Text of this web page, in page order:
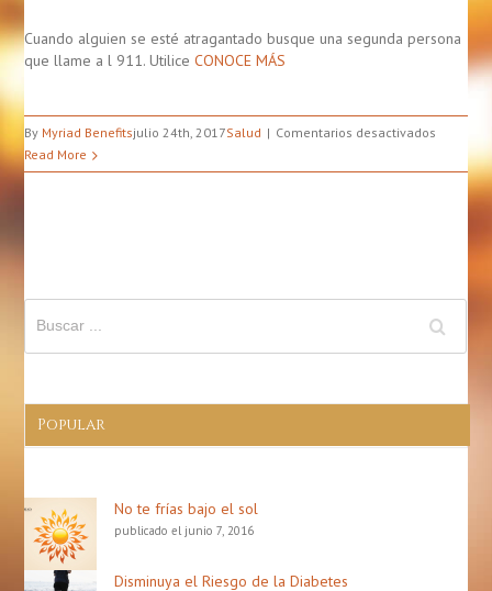
Cuando alguien se esté atragantado busque una segunda persona
que llame a l 911. UtiliceCONOCE MÁS
By Myriad Benefitsjulio 24th, 2017Salud Comentarios desactivados
Paso
Heimlich
Read More
Popular
No te frías bajo el sol
publicado el junio 7, 2016
Disminuya el Riesgo de la Diabetes